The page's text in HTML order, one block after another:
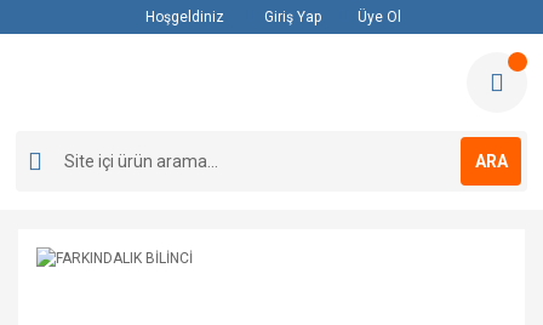
Hoşgeldiniz Giriş Yap Üye Ol
ARA